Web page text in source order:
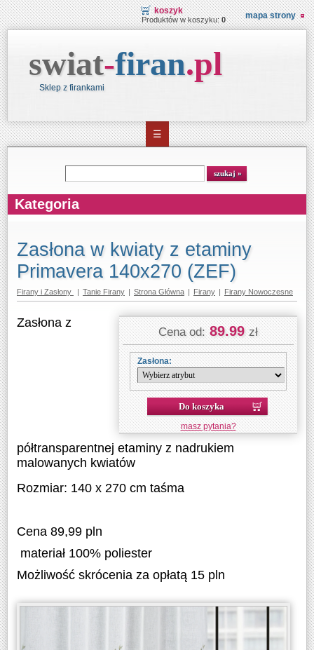
koszyk
Produktów w koszyku:0 mapa strony
swiat-firan.pl
Sklep z firankami
☰
Kategoria
Zasłona w kwiaty z etaminy
Primavera 140x270 (ZEF)
Firany i Zasłony | Tanie Firany | Strona Główna | Firany | Firany Nowoczesne
Cena od: 89.99 zł
Zasłona:
Do koszyka
masz pytania?
Zasłona z
półtransparentnej etaminy z nadrukiem
malowanych kwiatów
Rozmiar: 140 x 270 cm taśma
Cena 89,99 pln
materiał 100% poliester
Możliwość skrócenia za opłatą 15 pln